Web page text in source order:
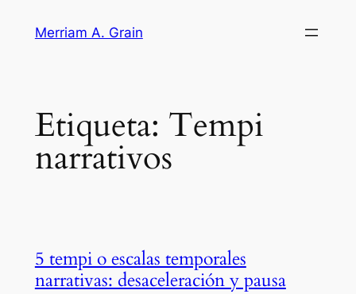
Merriam A. Grain
Etiqueta: Tempi
narrativos
5 tempi o escalas temporales
narrativas: desaceleración y pausa